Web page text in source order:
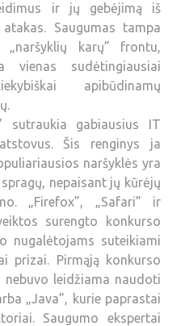
ir jų gebėjimą iš
Saugumas tampa
karų” frontu,
sudėtingiausiai
apibūdinamų
sutraukia gabiausius IT
Šis renginys ja
naršyklės yra
nepaisant jų kūrėjų
„Firefox”, „Safari” ir
surengto konkurso
nugalėtojams suteikiami
prizai. Pirmąją konkurso
nebuvo leidžiama naudoti
„Java”, kurie paprastai
Saugumo ekspertai